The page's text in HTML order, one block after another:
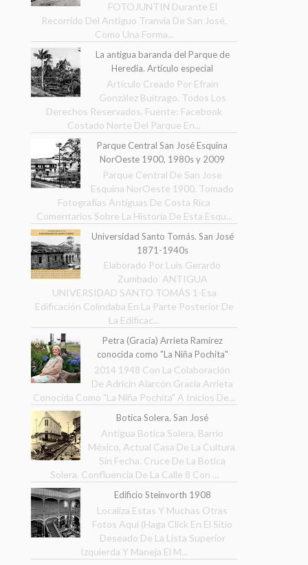
FOTOJUNTIN Durante El
Recorrido Del Antiguo Tranvía De San José,
Como Una Forma...
La antigua baranda del Parque de
Heredia. Artículo especial
Artículo Creado Por Efraín
González Buitrago. Todos Los
Derechos Reservados. Fuente: Facebook
Costado Norte Del Parque En...
Parque Central San José Esquina
NorOeste 1900, 1980s y 2009
Parque Central De San Jose
Esquina NorOeste 1900. Tomado
Fotografías Antiguas De Costa Rica
Comentarios Sobre La Historia De Esta Esqu...
Universidad Santo Tomás. San José
1871-1940s
Elaborado Por Luis Gerardo
Zumbado ANTIGUA
UNIVERSIDAD SANTO TOMÁS 1-Esa
Edificación Colindaba En La Parte Posterior De
La Edificac...
Petra (Gracia) Arrieta Ramírez
conocida como "La Niña Pochita"
2014 1948 Con La Colaboración
De Adricin Alarcón Gracia Arrieta
Conocida Como "La Niña Pochita" A Inicios De...
Botica Solera, San José
Antigua Botica Solera, Barrio
México, Actual Casa De La Cultura.
Sin Fecha. Cruce De La Botica
Solera. Confluencia De La Calle 8 Con ...
Edificio Steinvorth 1908
Localiza Estas Y Muchas Otras
Fotos Aquí (Haga Click En El Sitio
Deseado De La Lista Superior
Izquierda Y Maneja El M...